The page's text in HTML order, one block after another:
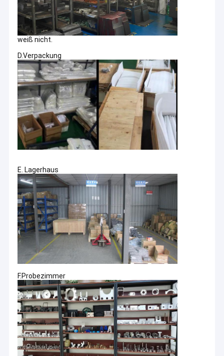
weiß nicht.
D.Verpackung
E. Lagerhaus
F.Probezimmer